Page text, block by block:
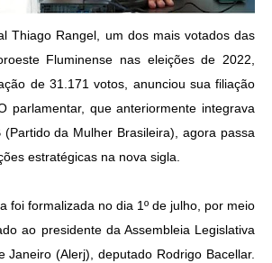
Thiago Rangel, um dos mais votados das
Fluminense nas eleições de 2022,
de 31.171 votos, anunciou sua filiação
parlamentar, que anteriormente integrava
da Mulher Brasileira), agora passa
estratégicas na nova sigla.
foi formalizada no dia 1º de julho, por meio
ao presidente da Assembleia Legislativa
Janeiro (Alerj), deputado Rodrigo Bacellar.